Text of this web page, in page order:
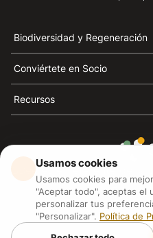
Biodiversidad y Regeneración
Conviértete en Socio
Recursos
3Bee es el referente de la
las abejas y
3Bee S.R.L Via
P.IVA:
Usamos cookies
Usamos cookies para
"Aceptar todo", aceptas el
personalizar tus
"Personalizar". Política de